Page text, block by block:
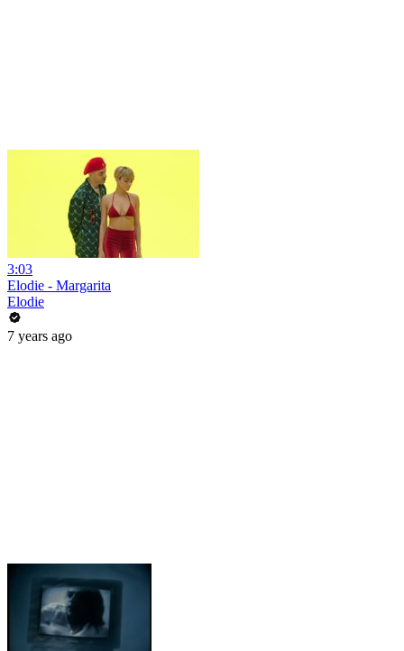
3:03
Elodie - Margarita
Elodie
7 years ago